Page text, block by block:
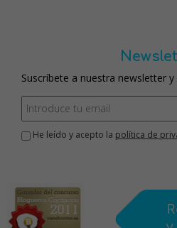
Suscríbete a nuestra newsletter
He leído y acepto la política de